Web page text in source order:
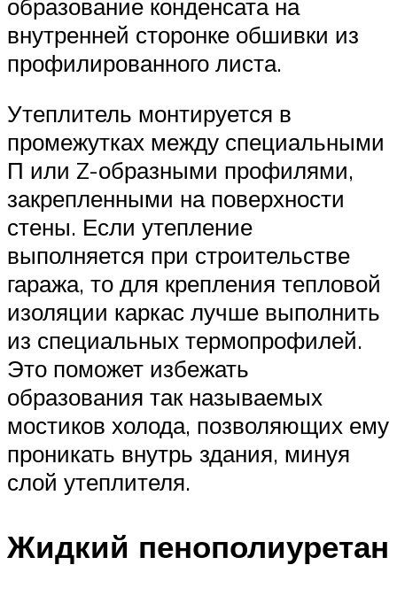
образование конденсата на
внутренней сторонке обшивки из
профилированного листа.
Утеплитель монтируется в
промежутках между специальными
П или Z-образными профилями,
закрепленными на поверхности
стены. Если утепление
выполняется при строительстве
гаража, то для крепления тепловой
изоляции каркас лучше выполнить
из специальных термопрофилей.
Это поможет избежать
образования так называемых
мостиков холода, позволяющих ему
проникать внутрь здания, минуя
слой утеплителя.
Жидкий пенополиуретан